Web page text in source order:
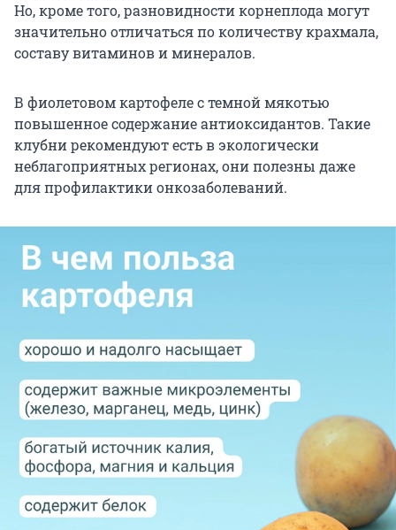
Но, кроме того, разновидности корнеплода могут
значительно отличаться по количеству крахмала,
составу витаминов и минералов.
В фиолетовом картофеле с темной мякотью
повышенное содержание антиоксидантов. Такие
клубни рекомендуют есть в экологически
неблагоприятных регионах, они полезны даже
для профилактики онкозаболеваний.